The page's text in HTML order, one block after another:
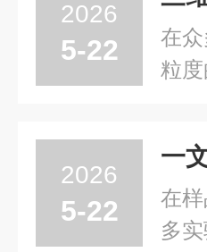
面
行
2026
5-22
在
粒
振
特
2026
5-22
一
在
多